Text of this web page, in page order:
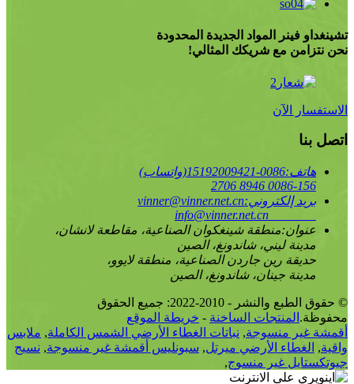
تشينغداو فينر المواد الجديدة المحدودة
نحن نتزامن مع شريكك المثالي!
الاستفسار الآن
اتصل بنا
هاتف:0086-15192009421(واتساب)
0086-156 8946 2706
بريد إلكتروني:vinner@vinner.net.cn
عنوان:منطقة شينغكوان الصناعية، مقاطعة لانشان،
مدينة ليني، شاندونغ، الصين
حديقة رين جاردن الصناعية، منطقة لايوو،
مدينة جينان، شاندونغ، الصين
© حقوق الطبع والنشر - 2010-2022: جميع الحقوق
محفوظة. المنتجات الساخنة - خريطة الموقع
أقمشة غير منسوجة, نباتات الغطاء الأرضي الشمس الكاملة, ملابس
واقية, الغطاء الأرضي ميرتل, سبونليس أقمشة غير منسوجة, نسيج
جيوتكستايل غير منسوج,